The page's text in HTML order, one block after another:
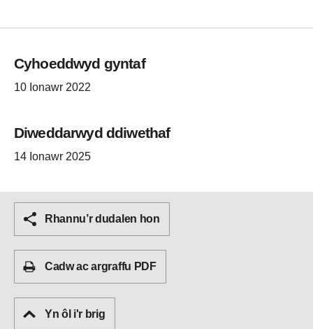
Cyhoeddwyd gyntaf
10 Ionawr 2022
Diweddarwyd ddiwethaf
14 Ionawr 2025
Rhannu’r dudalen hon
Cadw ac argraffu PDF
Yn ôl i'r brig